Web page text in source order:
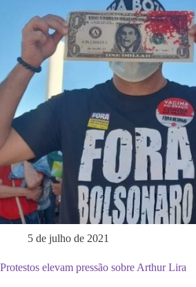
5 de julho de 2021
Protestos elevam pressão sobre Arthur Lira